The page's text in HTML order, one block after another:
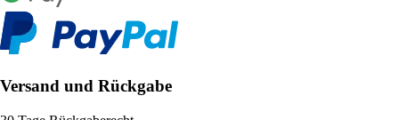
Versand und Rückgabe